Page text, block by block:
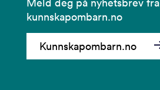
kunnskapombarn.no
Kunnskapombarn.no